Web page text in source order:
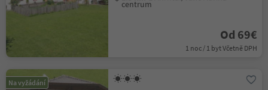
centrum
Od 69€
1 noc / 1 byt Včetně DPH
Na vyžádání